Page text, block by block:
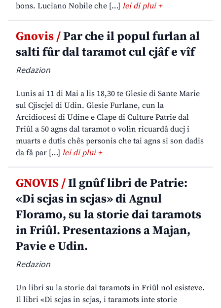
bons. Luciano Nobile che […] lei di plui +
Gnovis /Par che il popul furlan al
salti fûr dal taramot cul cjâf e vîf
Redazion
Lunis ai 11 di Mai a lis 18,30 te Glesie di Sante Marie
sul Cjiscjel di Udin. Glesie Furlane, cun la
Arcidiocesi di Udine e Clape di Culture Patrie dal
Friûl a 50 agns dal taramot o volìn ricuardâ ducj i
muarts e dutis chês personis che tai agns si son dadis
da fâ par […] lei di plui +
GNOVIS /Il gnûf libri de Patrie:
«Di scjas in scjas» di Agnul
Floramo, su la storie dai taramots
in Friûl. Presentazions a Majan,
Pavie e Udin.
Redazion
Un libri su la storie dai taramots in Friûl nol esisteve.
Il libri «Di scjas in scjas, i taramots inte storie